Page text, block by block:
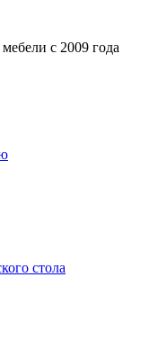
с 2009 года
стола